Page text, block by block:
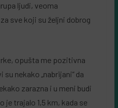
ljudi, veoma
sve koji su željni dobrog
opušta me pozitivna
nekako „nabrijani“ da
zarazna i u meni budi
trajalo 1,5 km, kada se